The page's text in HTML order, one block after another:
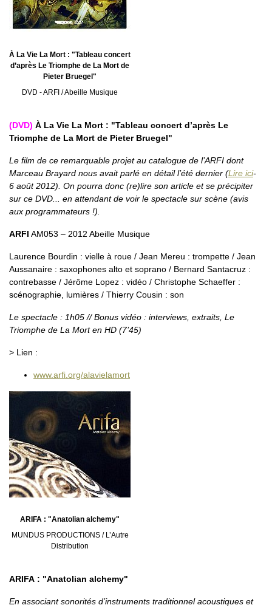
À La Vie La Mort : "Tableau concert
d’après Le Triomphe de La Mort de
Pieter Bruegel"
DVD - ARFI / Abeille Musique
(DVD) À La Vie La Mort : "Tableau concert d’après Le
Triomphe de La Mort de Pieter Bruegel"
Le film de ce remarquable projet au catalogue de l’ARFI dont
Marceau Brayard nous avait parlé en détail l’été dernier (Lire ici-
6 août 2012). On pourra donc (re)lire son article et se précipiter
sur ce DVD... en attendant de voir le spectacle sur scène (avis
aux programmateurs !).
ARFI AM053 – 2012 Abeille Musique
Laurence Bourdin : vielle à roue / Jean Mereu : trompette / Jean
Aussanaire : saxophones alto et soprano / Bernard Santacruz :
contrebasse / Jérôme Lopez : vidéo / Christophe Schaeffer :
scénographie, lumières / Thierry Cousin : son
Le spectacle : 1h05 // Bonus vidéo : interviews, extraits, Le
Triomphe de La Mort en HD (7’45)
> Lien :
www.arfi.org/alavielamort
ARIFA : "Anatolian alchemy"
MUNDUS PRODUCTIONS / L’Autre
Distribution
ARIFA : "Anatolian alchemy"
En associant sonorités d’instruments traditionnel acoustiques et